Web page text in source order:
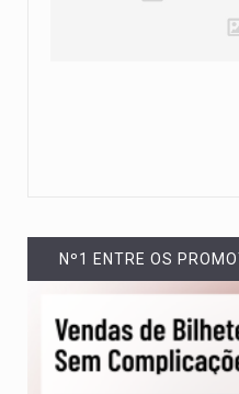
Nº1 ENTRE OS